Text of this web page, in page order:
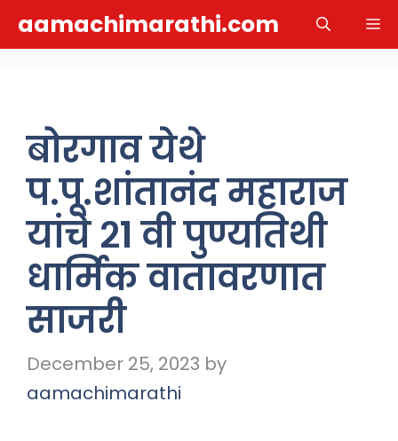
aamachimarathi.com
बोरगाव येथे
प.पू.शांतानंद महाराज
यांचे २१ वी पुण्यतिथी
धार्मिक वातावरणात
साजरी
December 25, 2023 by
aamachimarathi